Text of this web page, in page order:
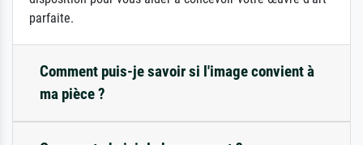
parfaite.
Comment puis-je savoir si l'image convient à
ma pièce ?